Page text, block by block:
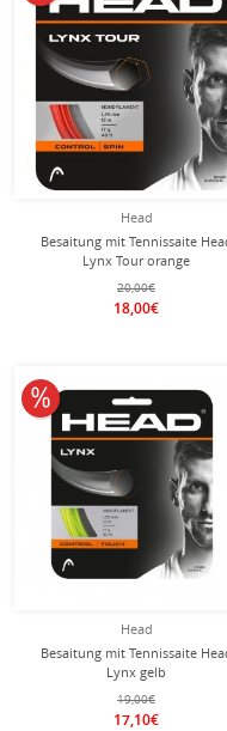
Head
Besaitung mit Tennissaite
Lynx Tour orange
20,00€
18,00€
Head
Besaitung mit Tennissaite
Lynx gelb
19,00€
17,10€
10% reduziert